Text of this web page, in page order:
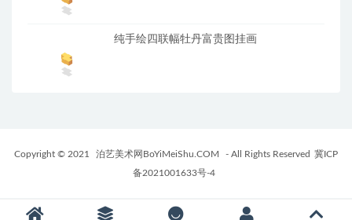
纯手绘四联幅牡丹富贵图挂画
Copyright © 2021 泊艺美术网BoYiMeiShu.COM - All Rights Reserved 冀ICP
备2021001633号-4